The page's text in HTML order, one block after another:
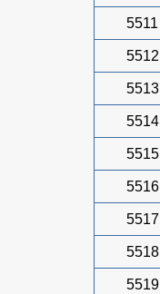
5511
5512
5513
5514
5515
5516
5517
5518
5519